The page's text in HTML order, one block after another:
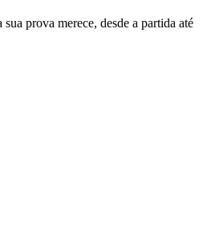
prova merece, desde a partida até